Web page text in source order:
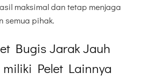
maksimal dan tetap menjaga
semua pihak.
Bugis Jarak Jauh
Pelet Lainnya